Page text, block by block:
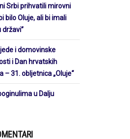
Srbi prihvatili mirovni
bilo Oluje, ali bi imali
državi”
i domovinske
i Dan hrvatskih
– 31. obljetnica „Oluje“
u Dalju